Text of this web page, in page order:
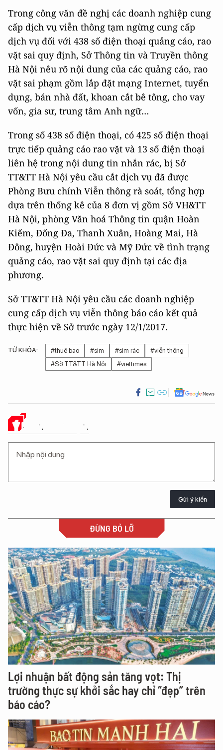
Trong công văn đề nghị các doanh nghiệp cung
cấp dịch vụ viễn thông tạm ngừng cung cấp
dịch vụ đối với 438 số điện thoại quảng cáo, rao
vặt sai quy định, Sở Thông tin và Truyền thông
Hà Nội nêu rõ nội dung của các quảng cáo, rao
vặt sai phạm gồm lắp đặt mạng Internet, tuyển
dụng, bán nhà đất, khoan cắt bê tông, cho vay
vốn, gia sư, trung tâm Anh ngữ…
Trong số 438 số điện thoại, có 425 số điện thoại
trực tiếp quảng cáo rao vặt và 13 số điện thoại
liên hệ trong nội dung tin nhắn rác, bị Sở
TT&TT Hà Nội yêu cầu cắt dịch vụ đã được
Phòng Bưu chính Viễn thông rà soát, tổng hợp
dựa trên thống kê của 8 đơn vị gồm Sở VH&TT
Hà Nội, phòng Văn hoá Thông tin quận Hoàn
Kiếm, Đống Đa, Thanh Xuân, Hoàng Mai, Hà
Đông, huyện Hoài Đức và Mỹ Đức về tình trạng
quảng cáo, rao vặt sai quy định tại các địa
phương.
Sở TT&TT Hà Nội yêu cầu các doanh nghiệp
cung cấp dịch vụ viễn thông báo cáo kết quả
thực hiện về Sở trước ngày 12/1/2017.
TỪ KHÓA: #thuê bao #sim #sim rác
#viễn thông
#Sở TT&TT Hà Nội
#viettimes
Ý KIẾN CỦA BẠN
Gửi ý kiến
ĐỪNG BỎ LỠ
Lợi nhuận bất động sản tăng vọt: Thị
trường thực sự khởi sắc hay chỉ “đẹp” trên
báo cáo?